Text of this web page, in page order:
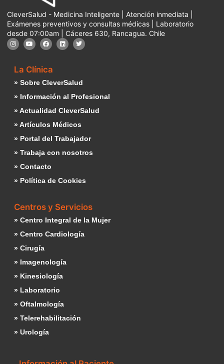
CleverSalud - Medicina Inteligente | Atención inmediata |
Exámenes preventivos y consultas médicas | Laboratorio
desde 07:00am | Cáceres 630, Rancagua. Chile
La Clínica
» Sobre CleverSalud
» Información al Profesional
» Actualidad CleverSalud
» Artículos Médicos
» Portal del Trabajador
» Trabaja con nosotros
» Contacto
» Política de Cookies
Centros y Servicios
» Centro Integral de la Mujer
» Centro Cardiología
» Cirugía
» Imagenología
» Kinesiología
» Laboratorio
» Oftalmología
» Telerehabilitación
» Urología